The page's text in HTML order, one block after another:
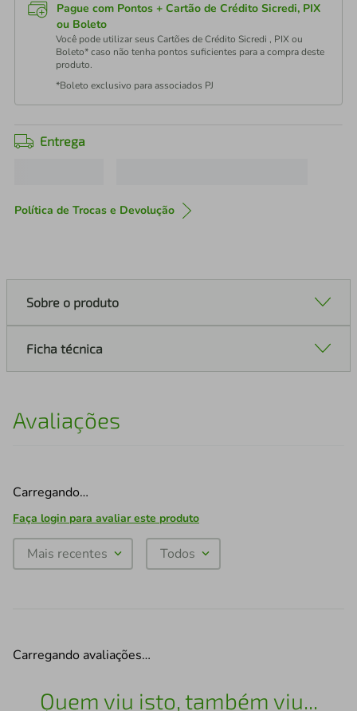
Pague com Pontos + Cartão de Crédito Sicredi, PIX
ou Boleto
Você pode utilizar seus Cartões de Crédito Sicredi , PIX ou
Boleto* caso não tenha pontos suficientes para a compra deste
produto.
*Boleto exclusivo para associados PJ
Entrega
Política de Trocas e Devolução
Sobre o produto
Ficha técnica
Avaliações
Carregando…
Faça login para avaliar este produto
Mais recentes Todos
Carregando avaliações…
Quem viu isto, também viu...